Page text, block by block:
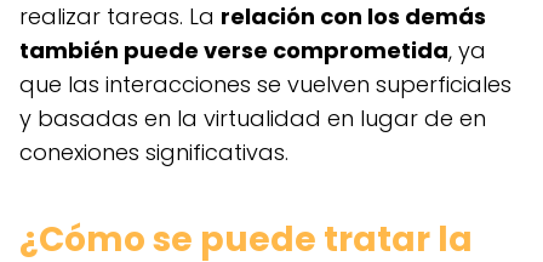
realizar tareas. La relación con los demás
también puede verse comprometida, ya
que las interacciones se vuelven superficiales
y basadas en la virtualidad en lugar de en
conexiones significativas.
¿Cómo se puede tratar la